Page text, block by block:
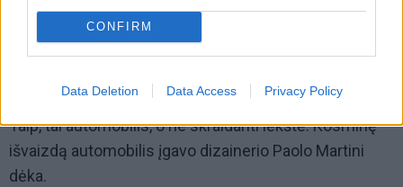
CONFIRM
Data Deletion Data Access Privacy Policy
Taip, tai automobilis, o ne skraidanti lėkštė. Kosminę
išvaizdą automobilis įgavo dizainerio Paolo Martini
dėka.